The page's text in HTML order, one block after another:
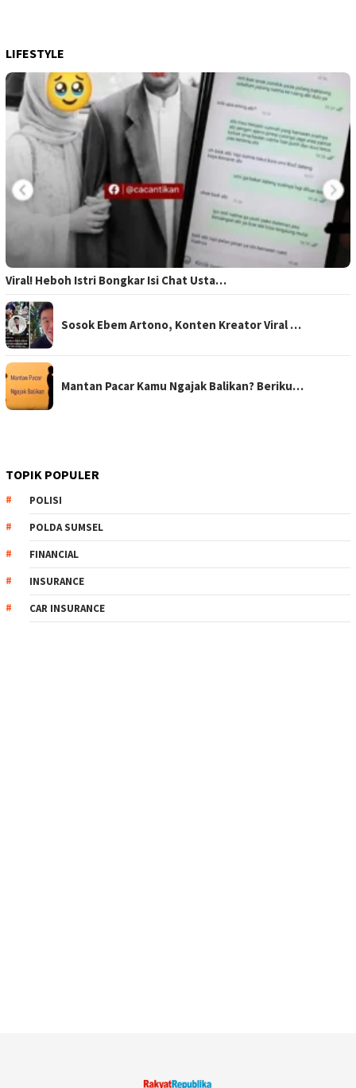
LIFESTYLE
Viral! Heboh Istri Bongkar Isi Chat Usta…
Sosok Ebem Artono, Konten Kreator Viral …
Mantan Pacar Kamu Ngajak Balikan? Beriku…
TOPIK POPULER
POLISI
POLDA SUMSEL
FINANCIAL
INSURANCE
CAR INSURANCE